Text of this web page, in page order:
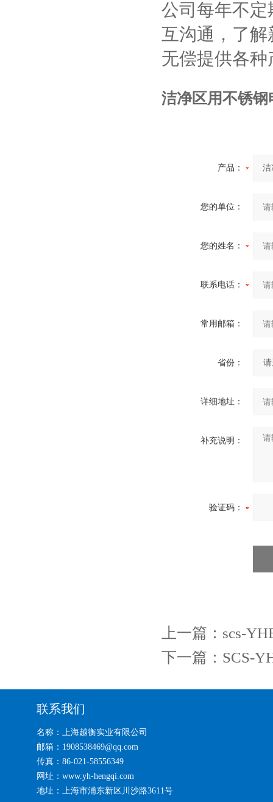
公司每年不
互沟通，了
无偿提供各
洁净区用不锈
产品：
您的单位：
您的姓名：
联系电话：
常用邮箱：
省份：
详细地址：
补充说明：
验证码：
上一篇： scs-
下一篇： SCS-
联系我们
名称：上海越衡实业有限公司
邮箱：1908538469@qq.com
传真：86-021-58556349
网址：www.yh-hengqi.com
地址：上海市浦东新区川沙路3611号